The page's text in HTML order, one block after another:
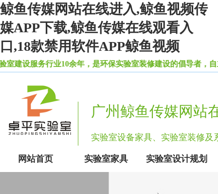
鲸鱼传媒网站在线进入,鲸鱼视频传
媒APP下载,鲸鱼传媒在线观看入
口,18款禁用软件APP鲸鱼视频
务行业10余年，是环保实验室装修建设的倡导者，自
广州鲸鱼传媒网站
实验室设备家具、实验室装修
网站首页 实验室家具 实验室设计规划